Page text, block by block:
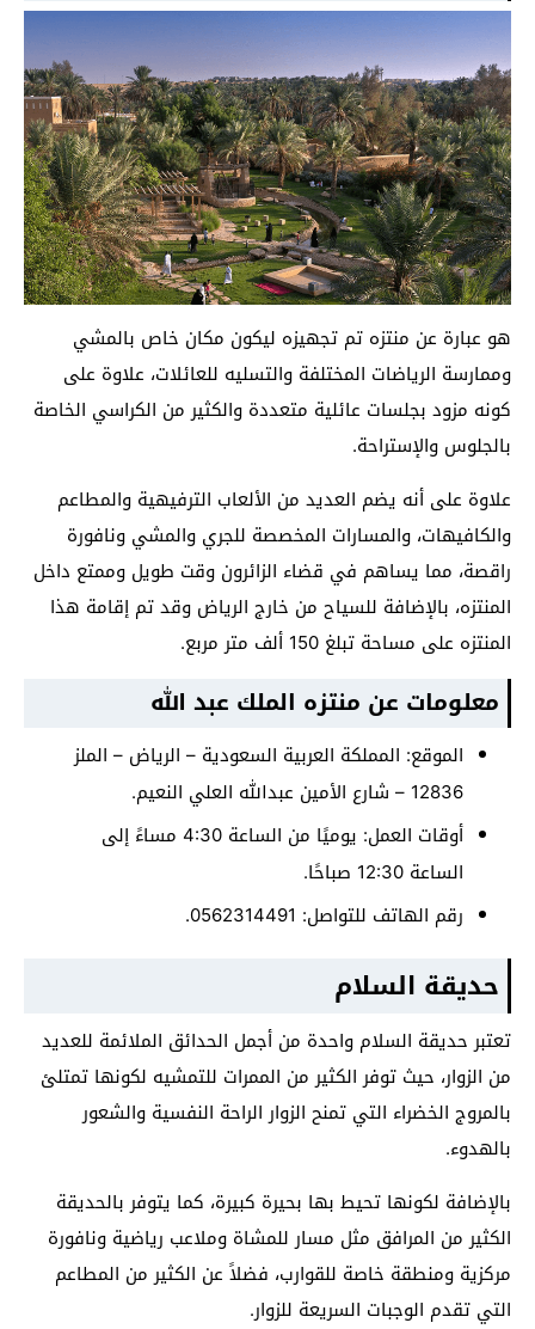
هو عبارة عن منتزه تم تجهيزه ليكون مكان خاص بالمشي
وممارسة الرياضات المختلفة والتسليه للعائلات، علاوة على
كونه مزود بجلسات عائلية متعددة والكثير من الكراسي الخاصة
بالجلوس والإستراحة.
علاوة على أنه يضم العديد من الألعاب الترفيهية والمطاعم
والكافيهات، والمسارات المخصصة للجري والمشي ونافورة
راقصة، مما يساهم في قضاء الزائرون وقت طويل وممتع داخل
المنتزه، بالإضافة للسياح من خارج الرياض وقد تم إقامة هذا
المنتزه على مساحة تبلغ 150 ألف متر مربع.
معلومات عن منتزه الملك عبد الله
الموقع: المملكة العربية السعودية – الرياض – الملز
12836 – شارع الأمين عبدالله العلي النعيم.
أوقات العمل: يوميًا من الساعة 4:30 مساءً إلى
الساعة 12:30 صباحًا.
رقم الهاتف للتواصل: 0562314491.
حديقة السلام
تعتبر حديقة السلام واحدة من أجمل الحدائق الملائمة للعديد
من الزوار، حيث توفر الكثير من الممرات للتمشيه لكونها تمتلئ
بالمروج الخضراء التي تمنح الزوار الراحة النفسية والشعور
بالهدوء.
بالإضافة لكونها تحيط بها بحيرة كبيرة، كما يتوفر بالحديقة
الكثير من المرافق مثل مسار للمشاة وملاعب رياضية ونافورة
مركزية ومنطقة خاصة للقوارب، فضلاً عن الكثير من المطاعم
التي تقدم الوجبات السريعة للزوار.